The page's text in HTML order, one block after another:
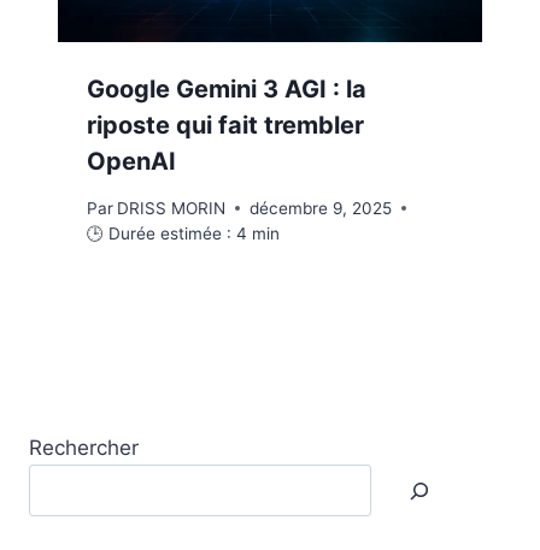
Google Gemini 3 AGI : la
riposte qui fait trembler
OpenAI
Par DRISS MORIN
décembre 9, 2025
🕒 Durée estimée : 4 min
Rechercher